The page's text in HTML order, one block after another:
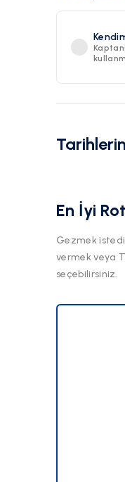
En İyi
Gezmek
vermek veya
seçebilirsiniz.